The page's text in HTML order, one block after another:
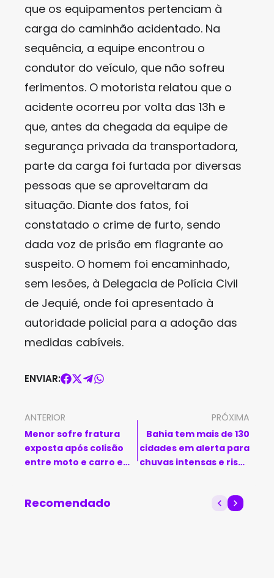
que os equipamentos pertenciam à
carga do caminhão acidentado. Na
sequência, a equipe encontrou o
condutor do veículo, que não sofreu
ferimentos. O motorista relatou que o
acidente ocorreu por volta das 13h e
que, antes da chegada da equipe de
segurança privada da transportadora,
parte da carga foi furtada por diversas
pessoas que se aproveitaram da
situação. Diante dos fatos, foi
constatado o crime de furto, sendo
dada voz de prisão em flagrante ao
suspeito. O homem foi encaminhado,
sem lesões, à Delegacia de Polícia Civil
de Jequié, onde foi apresentado à
autoridade policial para a adoção das
medidas cabíveis.
ENVIAR:
ANTERIOR
Menor sofre fratura
exposta após colisão
entre moto e carro em
PRÓXIMA
Bahia tem mais de 130
cidades em alerta para
chuvas intensas e risco
Recomendado